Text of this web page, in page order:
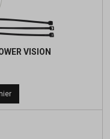
VISION
de